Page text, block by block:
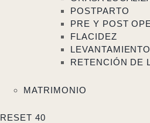
POSTPARTO
PRE Y POST
FLACIDEZ
RETENCIÓN DE
MATRIMONIO
RESET 40